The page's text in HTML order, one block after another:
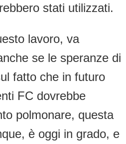
stati utilizzati.
lavoro, va
se le speranze di
fatto che in futuro
FC dovrebbe
polmonare, questa
è oggi in grado, e